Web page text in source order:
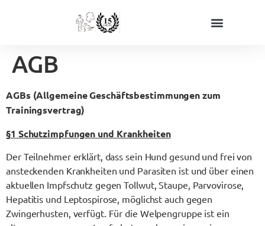
AGB
AGBs (Allgemeine Geschäftsbestimmungen zum
Trainingsvertrag)
§1 Schutzimpfungen und Krankheiten
Der Teilnehmer erklärt, dass sein Hund gesund und frei von
ansteckenden Krankheiten und Parasiten ist und über einen
aktuellen Impfschutz gegen Tollwut, Staupe, Parvovirose,
Hepatitis und Leptospirose, möglichst auch gegen
Zwingerhusten, verfügt. Für die Welpengruppe ist ein